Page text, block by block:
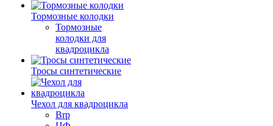
Тормозные колодки
Тормозные
колодки для
квадроцикла
Тросы синтетические
Чехол для квадроцикла
Brp